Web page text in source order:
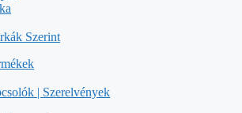
Szerint
| Szerelvények